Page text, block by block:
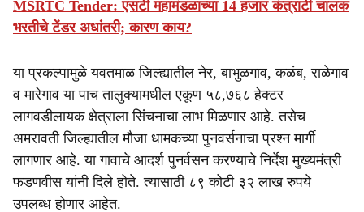
MSRTC Tender: एसटी महामंडळाच्या 14 हजार कंत्राटी चालक
भरतीचे टेंडर अधांतरी; कारण काय?
या प्रकल्पामुळे यवतमाळ जिल्ह्यातील नेर, बाभुळगाव, कळंब, राळेगाव
व मारेगाव या पाच तालुक्यामधील एकूण ५८,७६८ हेक्टर
लागवडीलायक क्षेत्राला सिंचनाचा लाभ मिळणार आहे. तसेच
अमरावती जिल्ह्यातील मौजा धामकच्या पुनवर्सनाचा प्रश्न मार्गी
लागणार आहे. या गावाचे आदर्श पुनर्वसन करण्याचे निर्देश मुख्यमंत्री
फडणवीस यांनी दिले होते. त्यासाठी ८९ कोटी ३२ लाख रुपये
उपलब्ध होणार आहेत.